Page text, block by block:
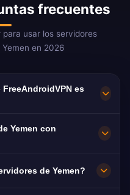
frecuentes
usar los servidores
Yemen en 2026
FreeAndroidVPN es
gratuitos sin
ilimitado a
Yemen con
de Yemen?